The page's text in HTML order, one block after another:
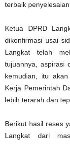
terbaik
Ketua DPRD
dikonfirmasi usai
Langkat telah
tujuannya, aspirasi
kemudian, itu
Kerja Pemerintah
lebih terarah dan
Berikut hasil reses
Langkat dari